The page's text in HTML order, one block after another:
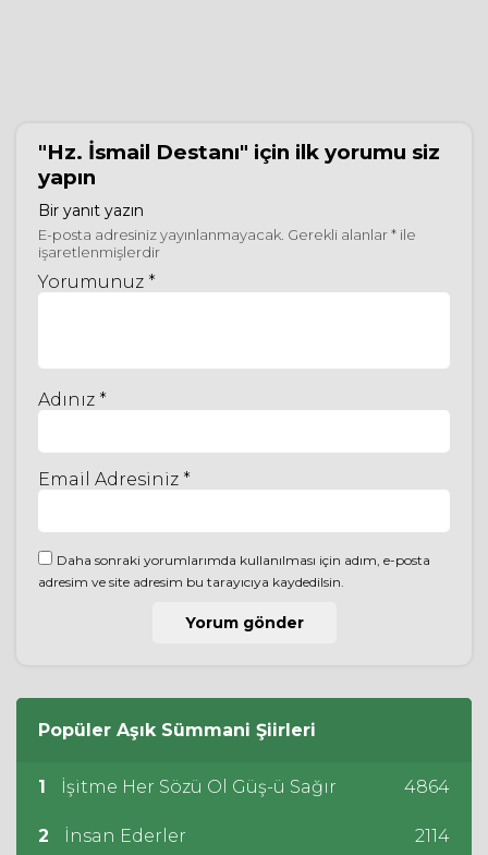
"Hz. İsmail Destanı" için ilk yorumu siz
yapın
Bir yanıt yazın
E-posta adresiniz yayınlanmayacak. Gerekli alanlar* ile
işaretlenmişlerdir
Yorumunuz *
Adınız *
Email Adresiniz *
Daha sonraki yorumlarımda kullanılması için adım, e-posta
adresim ve site adresim bu tarayıcıya kaydedilsin.
Popüler Aşık Sümmani Şiirleri
1 İşitme Her Sözü Ol Güş-ü Sağır 4864
2 İnsan Ederler 2114